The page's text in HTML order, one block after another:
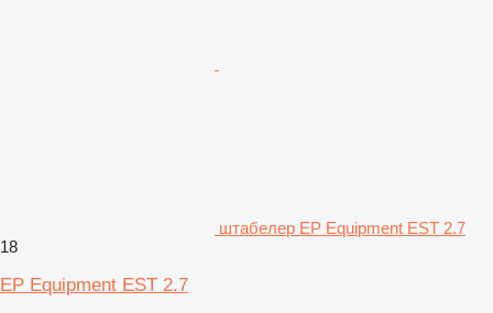
штабелер EP Equipment EST 2.7
18
EP Equipment EST 2.7